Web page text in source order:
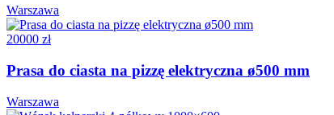
Warszawa
20000 zł
Prasa do ciasta na pizzę elektryczna ø500 mm
Warszawa